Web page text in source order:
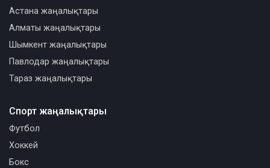
Астана жаңалықтары
Алматы жаңалықтары
Шымкент жаңалықтары
Павлодар жаңалықтары
Тараз жаңалықтары
Спорт жаңалықтары
Футбол
Хоккей
Бокс